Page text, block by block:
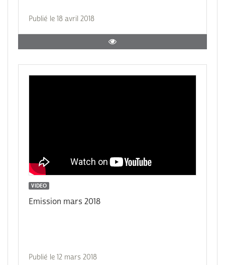
Publié le 18 avril 2018
VIDEO
Emission mars 2018
Publié le 12 mars 2018